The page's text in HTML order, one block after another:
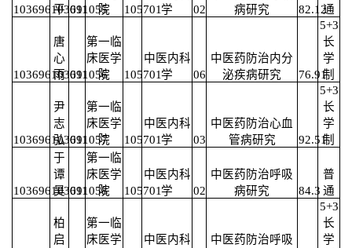
103696103691055
平 011
院
105701学
02
病研究
82.12通
103696103691056
唐
心
雨 011
第一临
床医学
院
105701
中医内科
学
06
中医药防治内分
泌疾病研究
76.91
5+3
长
学
制
103696103691057
尹
志
弘 011
第一临
床医学
院
105701
中医内科
学
03
中医药防治心血
管病研究
92.51
5+3
长
学
制
103696103691058
于
谭
昊 011
第一临
床医学
院
105701
中医内科
学
02
中医药防治呼吸
病研究
84.3
普
通
柏
启
第一临
床医学
中医内科
中医药防治呼吸
5+3
长
学